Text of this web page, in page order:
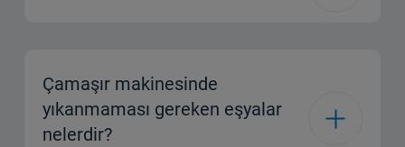
Çamaşır makinesinde
yıkanmaması gereken eşyalar
nelerdir?